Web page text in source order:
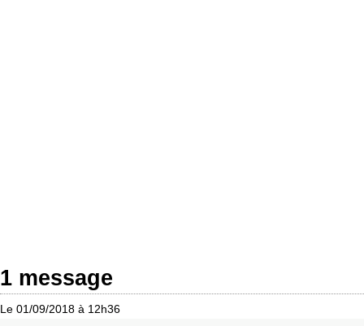
1 message
Le 01/09/2018 à 12h36